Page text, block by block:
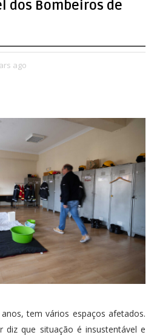
dos Bombeiros de
ago
tem vários espaços afetados.
diz que situação é insustentável e